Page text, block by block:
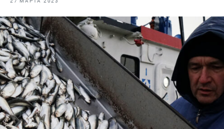
Выставки и конференции
Научно-практическая литература
Рыбоохрана России
Отрасль в цифрах
Инфографика
Большая африканская экспедиция